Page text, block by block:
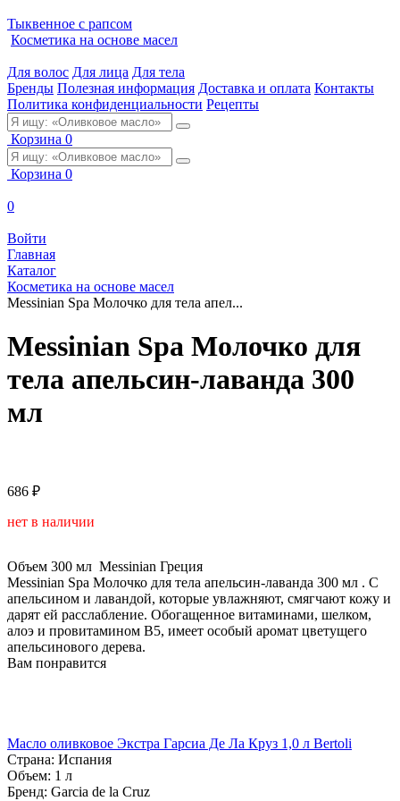
Тыквенное с рапсом
Косметика на основе масел
Для волос Для лица Для тела
Бренды Полезная информация Доставка и оплата Контакты
Политика конфиденциальности Рецепты
Корзина 0
Корзина 0
0
Войти
Главная
Каталог
Косметика на основе масел
Messinian Spa Молочко для тела апел...
Messinian Spa Молочко для
тела апельсин-лаванда 300
мл
686 ₽
нет в наличии
Объем 300 мл Messinian Греция
Messinian Spa Молочко для тела апельсин-лаванда 300 мл . C
апельсином и лавандой, которые увлажняют, смягчают кожу и
дарят ей расслабление. Обогащенное витаминами, шелком,
алоэ и провитамином В5, имеет особый аромат цветущего
апельсинового дерева.
Вам понравится
Масло оливковое Экстра Гарсиа Де Ла Круз 1,0 л Bertoli
Страна: Испания
Объем: 1 л
Бренд: Garcia de la Cruz